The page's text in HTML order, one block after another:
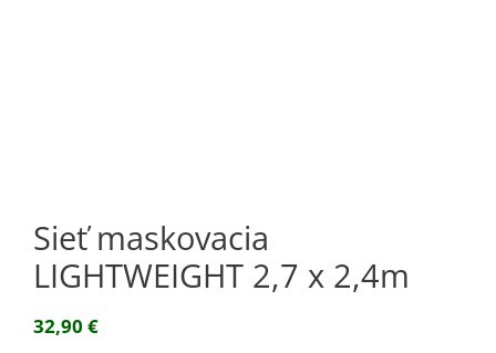
Sieť maskovacia
LIGHTWEIGHT 2,7 x 2,4m
32,90 €